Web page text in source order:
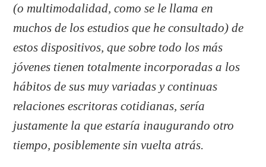
(o multimodalidad, como se le llama en
muchos de los estudios que he consultado) de
estos dispositivos, que sobre todo los más
jóvenes tienen totalmente incorporadas a los
hábitos de sus muy variadas y continuas
relaciones escritoras cotidianas, sería
justamente la que estaría inaugurando otro
tiempo, posiblemente sin vuelta atrás.